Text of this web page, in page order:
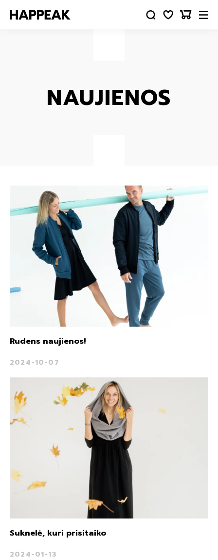
NAUJIENOS
Rudens naujienos!
2024-10-07
Suknelė, kuri prisitaiko
2024-01-13